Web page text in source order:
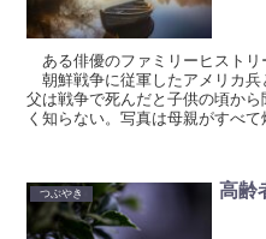
ある俳優のファミリーヒストリ
朝鮮戦争に従軍したアメリカ兵
父は戦争で死んだと子供の頃か
く知らない。写真は母親がすべ
つぶやき 高齢